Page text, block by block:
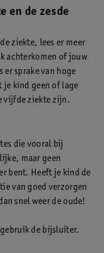
en de zesde
ziekte, lees er meer
achterkomen of jouw
sprake van hoge
je kind geen of lage
vijfde ziekte zijn.
die vooral bij
maar geen
bent. Heeft je kind de
van goed verzorgen
snel weer de oude!
de bijsluiter.